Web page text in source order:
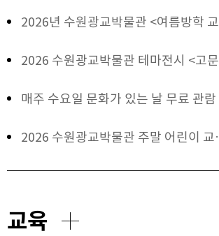
2026년 수원광교박물관 <여름방학 교육프로그램> 안내
2026 수원광교박물관 테마전시 <고문서로 만나는 조선의 일상>
매주 수요일 문화가 있는 날 무료 관람 안내
2026 수원광교박물관 주말 어린이 교육 안내
교육